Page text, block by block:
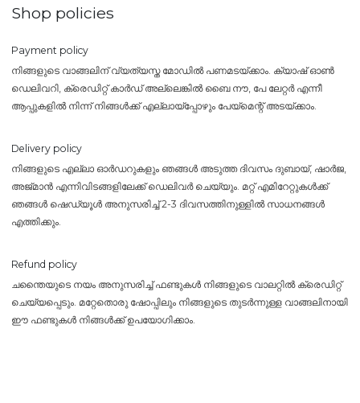
Shop policies
Payment policy
നിങ്ങളുടെ വാങ്ങലിന് വ്യത്യസ്ത മോഡിൽ പണമടയ്ക്കാം. ക്യാഷ് ഓൺ
ഡെലിവറി, ക്രെഡിറ്റ് കാർഡ് അല്ലെങ്കിൽ ബൈ നൗ, പേ ലേറ്റർ എന്നീ
ആപ്പുകളിൽ നിന്ന് നിങ്ങൾക്ക് എല്ലായ്പ്പോഴും പേയ്‌മെന്റ് അടയ്ക്കാം.
Delivery policy
നിങ്ങളുടെ എല്ലാ ഓർഡറുകളും ഞങ്ങൾ അടുത്ത ദിവസം ദുബായ്, ഷാർജ,
അജ്മാൻ എന്നിവിടങ്ങളിലേക്ക് ഡെലിവർ ചെയ്യും. മറ്റ് എമിറേറ്റുകൾക്ക്
ഞങ്ങൾ ഷെഡ്യൂൾ അനുസരിച്ച് 2-3 ദിവസത്തിനുള്ളിൽ സാധനങ്ങൾ
എത്തിക്കും.
Refund policy
ചന്തൈയുടെ നയം അനുസരിച്ച് ഫണ്ടുകൾ നിങ്ങളുടെ വാലറ്റിൽ ക്രെഡിറ്റ്
ചെയ്യപ്പെടും. മറ്റേതൊരു ഷോപ്പിലും നിങ്ങളുടെ തുടർന്നുള്ള വാങ്ങലിനായി
ഈ ഫണ്ടുകൾ നിങ്ങൾക്ക് ഉപയോഗിക്കാം.